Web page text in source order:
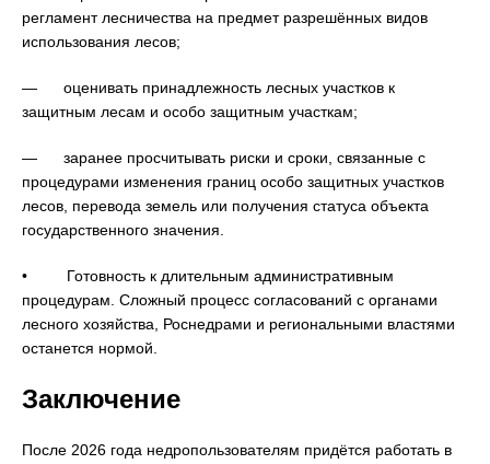
регламент лесничества на предмет разрешённых видов
использования лесов;
— оценивать принадлежность лесных участков к
защитным лесам и особо защитным участкам;
— заранее просчитывать риски и сроки, связанные с
процедурами изменения границ особо защитных участков
лесов, перевода земель или получения статуса объекта
государственного значения.
• Готовность к длительным административным
процедурам. Сложный процесс согласований с органами
лесного хозяйства, Роснедрами и региональными властями
останется нормой.
Заключение
После 2026 года недропользователям придётся работать в